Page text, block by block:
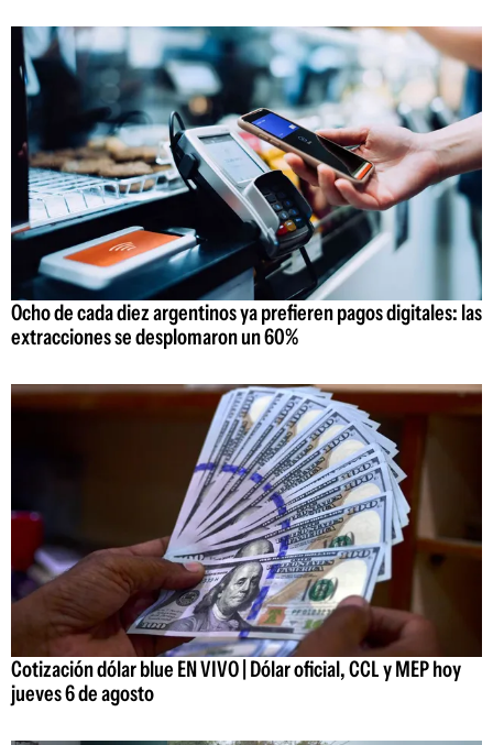
Ocho de cada diez argentinos ya prefieren pagos digitales: las
extracciones se desplomaron un 60%
Cotización dólar blue EN VIVO | Dólar oficial, CCL y MEP hoy
jueves 6 de agosto